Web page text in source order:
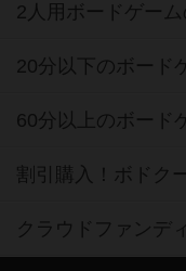
2人用ボードゲー
20分以下のボード
60分以上のボード
割引購入！ボドク
クラウドファンデ